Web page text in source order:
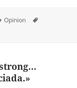
Categorías
Opinion